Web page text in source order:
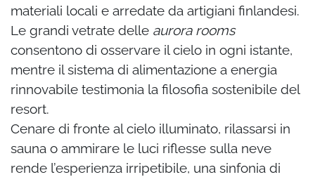
materiali locali e arredate da artigiani finlandesi.
Le grandi vetrate delle aurora rooms
consentono di osservare il cielo in ogni istante,
mentre il sistema di alimentazione a energia
rinnovabile testimonia la filosofia sostenibile del
resort.
Cenare di fronte al cielo illuminato, rilassarsi in
sauna o ammirare le luci riflesse sulla neve
rende l’esperienza irripetibile, una sinfonia di